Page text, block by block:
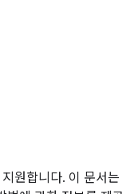
원합니다. 이 문서는